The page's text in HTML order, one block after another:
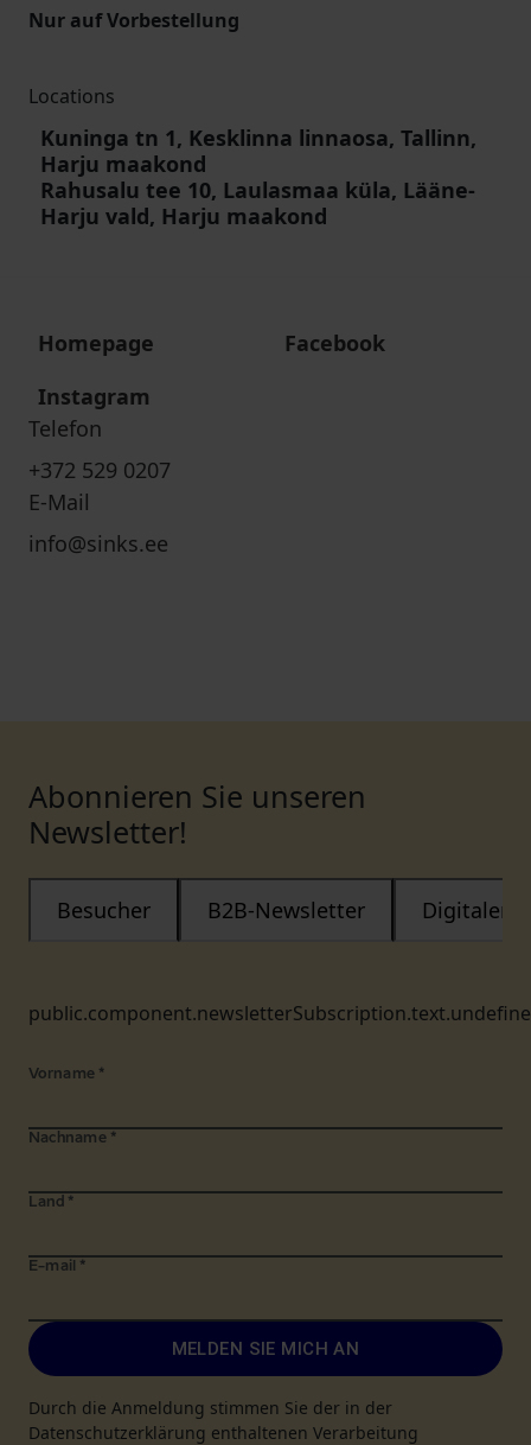
Nur auf Vorbestellung
Locations
Kuninga tn 1, Kesklinna linnaosa, Tallinn,
Harju maakond
Rahusalu tee 10, Laulasmaa küla, Lääne-
Harju vald, Harju maakond
Homepage
Facebook
Instagram
Telefon
+372 529 0207
E-Mail
info@sinks.ee
Abonnieren Sie unseren
Newsletter!
Besucher B2B-Newsletter Digitaler
Vorname *
Nachname *
Land *
E-mail *
MELDEN SIE MICH AN
Durch die Anmeldung stimmen Sie der in der
Datenschutzerklärung enthaltenen Verarbeitung